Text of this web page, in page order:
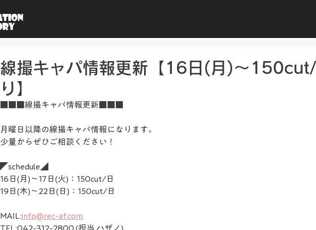
線撮キャパ情報更新【16日(月)～
り】
■■■線撮キャパ情報更新■■■
月曜日以降の線撮キャパ情報になります。
少量からぜひご相談ください！
◤schedule◢
16日(月)～17日(火)：150cut/日
19日(木)～22日(日)：150cut/日
MAIL:info@rec-af.com
TEL:042-312-2800 (担当 ハザノ)